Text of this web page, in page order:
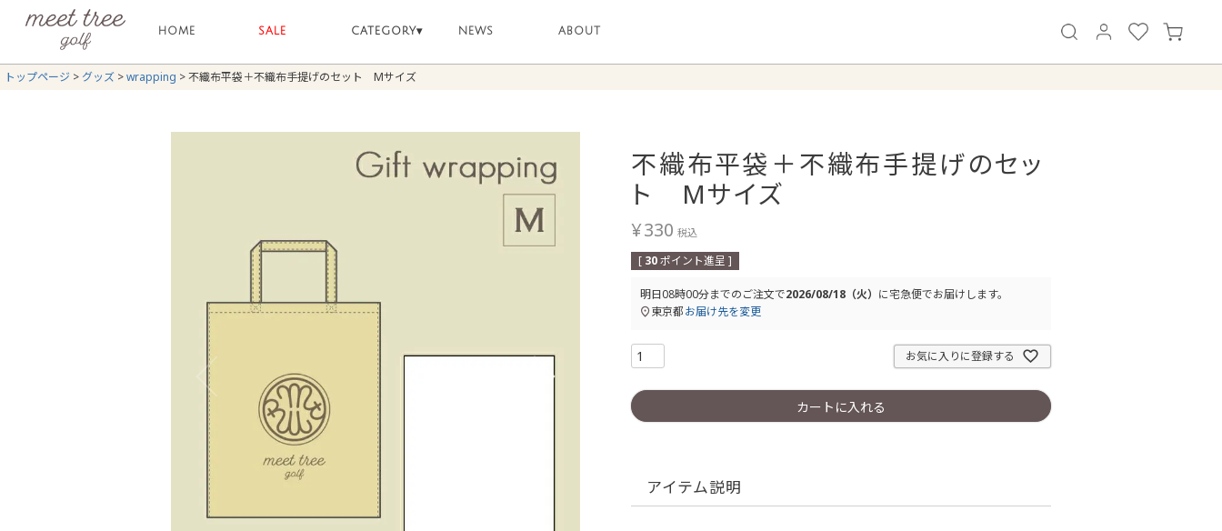
HOME SALE CATEGORY▾ NEWS ABOUT
トップページ グッズ wrapping 不織布平袋＋不織布手提げのセット Mサイズ
不織布平袋＋不織布手提げのセッ
ト Mサイズ
¥330 税込
[ 30ポイント進呈 ]
明日08時00分までのご注文で2026/08/18（火） に宅急便でお届けします。
東京都お届け先を変更
お気に入りに登録する
カートに入れる
アイテム説明